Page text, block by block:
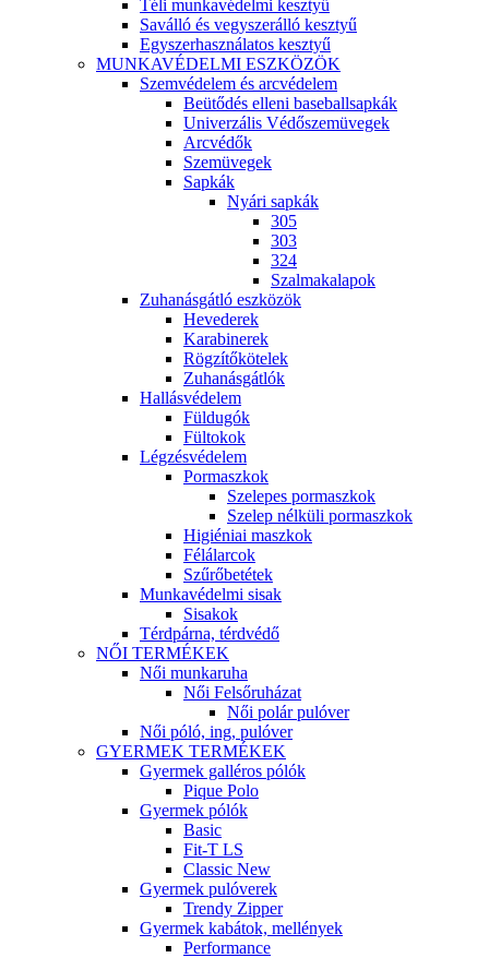
Téli munkavédelmi kesztyű
Saválló és vegyszerálló kesztyű
Egyszerhasználatos kesztyű
MUNKAVÉDELMI ESZKÖZÖK
Szemvédelem és arcvédelem
Beütődés elleni baseballsapkák
Univerzális Védőszemüvegek
Arcvédők
Szemüvegek
Sapkák
Nyári sapkák
305
303
324
Szalmakalapok
Zuhanásgátló eszközök
Hevederek
Karabinerek
Rögzítőkötelek
Zuhanásgátlók
Hallásvédelem
Füldugók
Fültokok
Légzésvédelem
Pormaszkok
Szelepes pormaszkok
Szelep nélküli pormaszkok
Higiéniai maszkok
Félálarcok
Szűrőbetétek
Munkavédelmi sisak
Sisakok
Térdpárna, térdvédő
NŐI TERMÉKEK
Női munkaruha
Női Felsőruházat
Női polár pulóver
Női póló, ing, pulóver
GYERMEK TERMÉKEK
Gyermek galléros pólók
Pique Polo
Gyermek pólók
Basic
Fit-T LS
Classic New
Gyermek pulóverek
Trendy Zipper
Gyermek kabátok, mellények
Performance